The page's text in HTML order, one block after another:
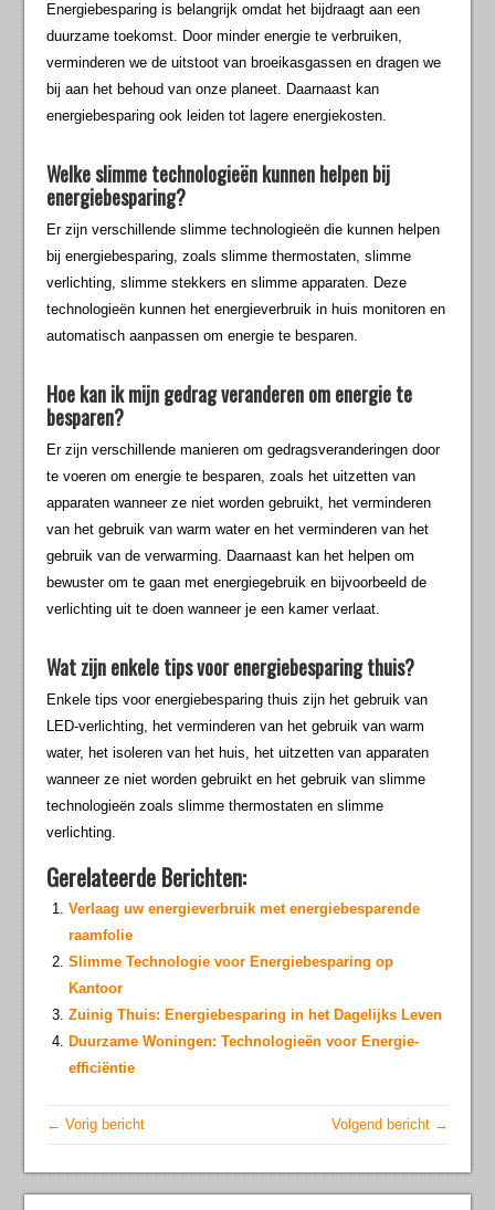
Energiebesparing is belangrijk omdat het bijdraagt aan een
duurzame toekomst. Door minder energie te verbruiken,
verminderen we de uitstoot van broeikasgassen en dragen we
bij aan het behoud van onze planeet. Daarnaast kan
energiebesparing ook leiden tot lagere energiekosten.
Welke slimme technologieën kunnen helpen bij
energiebesparing?
Er zijn verschillende slimme technologieën die kunnen helpen
bij energiebesparing, zoals slimme thermostaten, slimme
verlichting, slimme stekkers en slimme apparaten. Deze
technologieën kunnen het energieverbruik in huis monitoren en
automatisch aanpassen om energie te besparen.
Hoe kan ik mijn gedrag veranderen om energie te
besparen?
Er zijn verschillende manieren om gedragsveranderingen door
te voeren om energie te besparen, zoals het uitzetten van
apparaten wanneer ze niet worden gebruikt, het verminderen
van het gebruik van warm water en het verminderen van het
gebruik van de verwarming. Daarnaast kan het helpen om
bewuster om te gaan met energiegebruik en bijvoorbeeld de
verlichting uit te doen wanneer je een kamer verlaat.
Wat zijn enkele tips voor energiebesparing thuis?
Enkele tips voor energiebesparing thuis zijn het gebruik van
LED-verlichting, het verminderen van het gebruik van warm
water, het isoleren van het huis, het uitzetten van apparaten
wanneer ze niet worden gebruikt en het gebruik van slimme
technologieën zoals slimme thermostaten en slimme
verlichting.
Gerelateerde Berichten:
Verlaag uw energieverbruik met energiebesparende
raamfolie
Slimme Technologie voor Energiebesparing op
Kantoor
Zuinig Thuis: Energiebesparing in het Dagelijks Leven
Duurzame Woningen: Technologieën voor Energie-
efficiëntie
← Vorig bericht Volgend bericht →